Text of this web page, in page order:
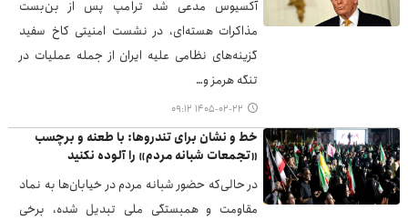
آکسیوس مدعی شد ترامپ پس از بن‌بست
مذاکرات هسته‌ای، در نشست امنیتی کاخ سفید
گزینه‌های نظامی علیه ایران از جمله عملیات در
تنگه هرمز و…
۱۴۰۵-۰۲-۲۲ ۰۹:۱۲
خط و نشان برای تندروها: با طعنه و برچسب
«تجمعات شبانه مردم» را آلوده نکنید
در حالی‌که حضور شبانه مردم در خیابان‌ها به نماد
مقاومت و همبستگی ملی تبدیل شده، برخی